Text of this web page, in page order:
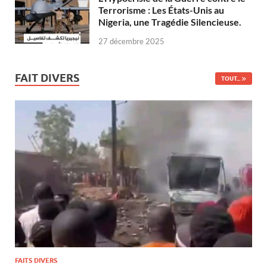
Terrorisme : Les États-Unis au
Nigeria, une Tragédie Silencieuse.
27 décembre 2025
FAIT DIVERS TOUT...
FAITS DIVERS